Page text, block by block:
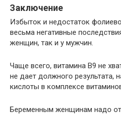
Заключение
Избыток и недостаток
весьма негативные
женщин, так и у мужчин.
Чаще всего, витамина В9 не
не дает должного результата,
кислоты в комплексе
Беременным женщинам надо